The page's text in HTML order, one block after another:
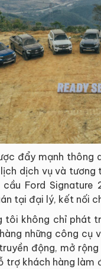
đẩy mạnh
dịch vụ và
Ford Signature
tại đại lý, kết nối
tôi không chỉ phát
những công cụ
động, mở
trợ khách hàng làm